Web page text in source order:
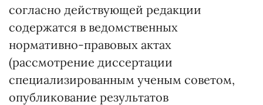
согласно действующей редакции
содержатся в ведомственных
нормативно-правовых актах
(рассмотрение диссертации
специализированным ученым советом,
опубликование результатов